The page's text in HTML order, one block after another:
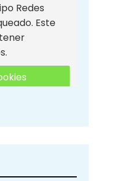
Redes
Este
Redes